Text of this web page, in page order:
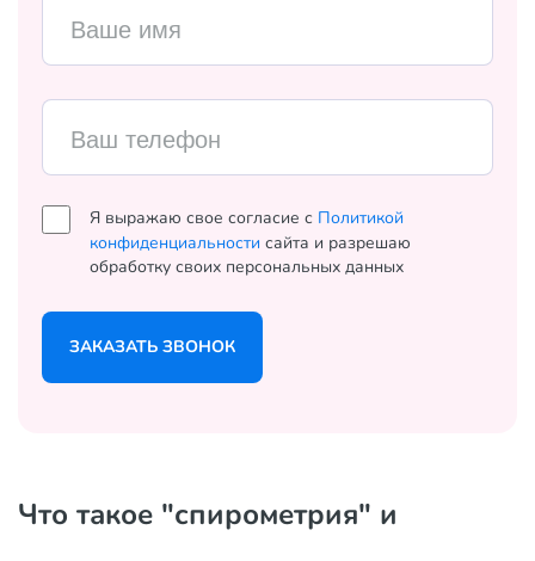
Ваше имя
Ваш телефон
Я выражаю свое согласие с Политикой
конфиденциальности сайта и разрешаю
обработку своих персональных данных
ЗАКАЗАТЬ ЗВОНОК
Что такое "спирометрия" и